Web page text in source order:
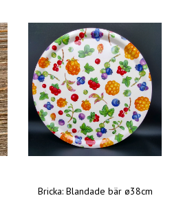
Bricka: Blandade bär ø38cm